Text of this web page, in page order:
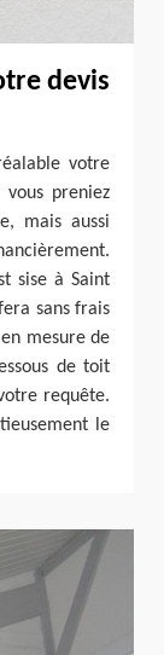
devis
votre
preniez
mais aussi
sise à Saint
sans frais
mesure de
de toit
requête.
le